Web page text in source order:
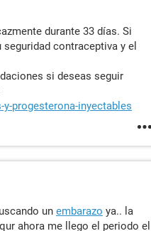
durante 33 días. Si
contraceptiva y el
si deseas seguir
progesterona-inyectables
un embarazo ya.. la
ahora me llego el periodo el